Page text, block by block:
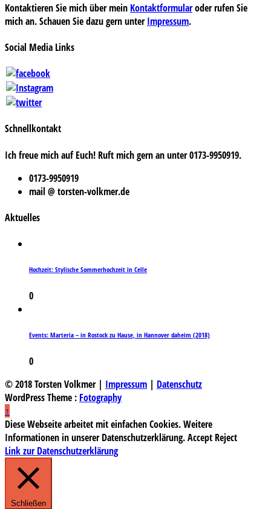
Kontaktieren Sie mich über mein Kontaktformularoder rufen Sie
mich an. Schauen Sie dazu gern unterImpressum.
Social Media Links
Schnellkontakt
Ich freue mich auf Euch! Ruft mich gern an unter 0173-9950919.
0173-9950919
mail @ torsten-volkmer.de
Aktuelles
Hochzeit: Stylische Sommerhochzeit in Celle
0
Events: Marteria – in Rostock zu Hause, in Hannover daheim (2018)
0
© 2018 Torsten Volkmer | Impressum | Datenschutz
WordPress Theme : Fotography
↑
Diese Webseite arbeitet mit einfachen Cookies. Weitere
Informationen in unserer Datenschutzerklärung.Accept Reject
Link zur Datenschutzerklärung
Schließen